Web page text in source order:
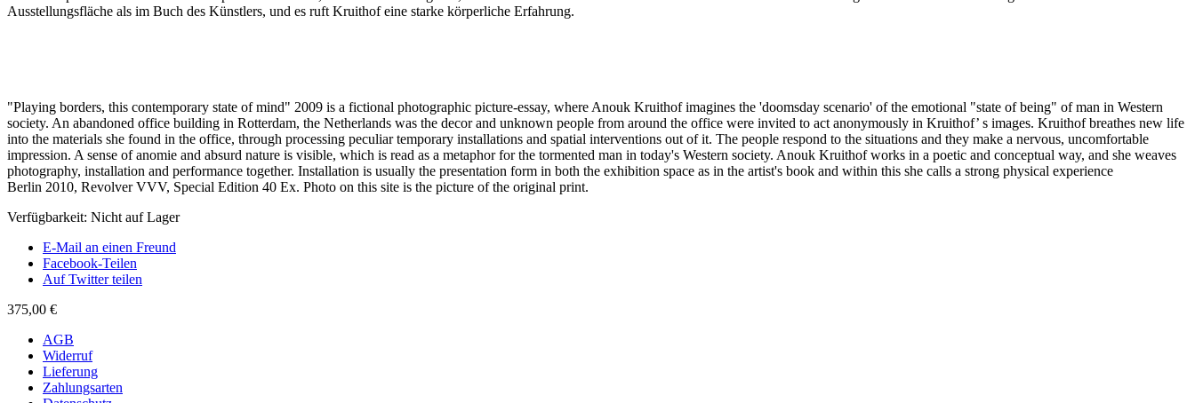
Ausstellungsfläche als im Buch des Künstlers, und es ruft Kruithof eine starke körperliche Erfahrung.
"Playing borders, this contemporary state of mind" 2009 is a fictional photographic picture-essay, where Anouk Kruithof imagines the 'doomsday scenario' of the emotional "state of being" of man in Western
society. An abandoned office building in Rotterdam, the Netherlands was the decor and unknown people from around the office were invited to act anonymously in Kruithof’ s images. Kruithof breathes new life
into the materials she found in the office, through processing peculiar temporary installations and spatial interventions out of it. The people respond to the situations and they make a nervous, uncomfortable
impression. A sense of anomie and absurd nature is visible, which is read as a metaphor for the tormented man in today's Western society. Anouk Kruithof works in a poetic and conceptual way, and she weaves
photography, installation and performance together. Installation is usually the presentation form in both the exhibition space as in the artist's book and within this she calls a strong physical experience
Berlin 2010, Revolver VVV, Special Edition 40 Ex. Photo on this site is the picture of the original print.
Verfügbarkeit: Nicht auf Lager
E-Mail an einen Freund
Facebook-Teilen
Auf Twitter teilen
375,00 €
AGB
Widerruf
Lieferung
Zahlungsarten